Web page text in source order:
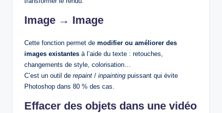
Image → Image
Cette fonction permet de modifier ou améliorer des
images existantes à l’aide du texte : retouches,
changements de style, colorisation…
C’est un outil de repaint / inpainting puissant qui évite
Photoshop dans 80 % des cas.
Effacer des objets dans une vidéo